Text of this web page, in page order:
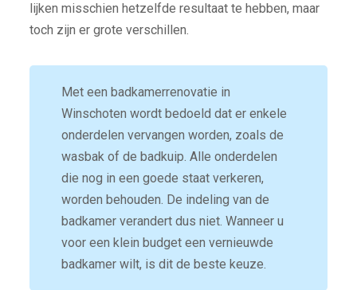
lijken misschien hetzelfde resultaat te hebben, maar
toch zijn er grote verschillen.
Met een badkamerrenovatie in
Winschoten wordt bedoeld dat er enkele
onderdelen vervangen worden, zoals de
wasbak of de badkuip. Alle onderdelen
die nog in een goede staat verkeren,
worden behouden. De indeling van de
badkamer verandert dus niet. Wanneer u
voor een klein budget een vernieuwde
badkamer wilt, is dit de beste keuze.